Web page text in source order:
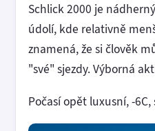
Schlick 2000 je
údolí, kde relativně
znamená, že si člověk
"své" sjezdy. Výborná
Počasí opět luxusní, -